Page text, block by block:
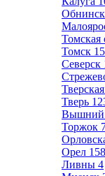
Обнинск
Томская
Томск
Северск
Тверь
Вышний
Торжок
Орел 158
Ливны 4